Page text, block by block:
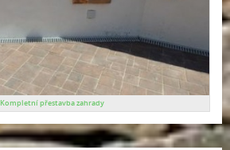
Kompletní přestavba zahrady